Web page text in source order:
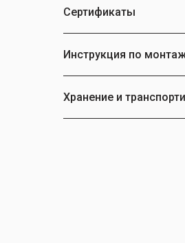
Сертификаты
Инструкция по
Хранение и